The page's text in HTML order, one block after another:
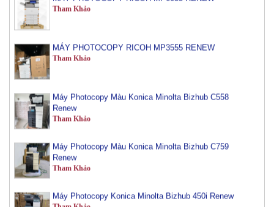
Tham Khảo
Renew
Tham Khảo
Renew
Tham Khảo
Tham Khảo